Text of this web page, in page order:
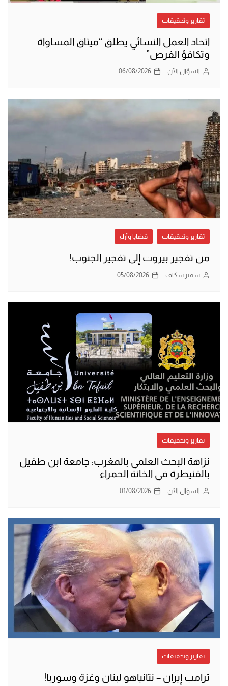
تقارير وتحقيقات
اتحاد العمل النسائي يطلق “ميثاق المساواة
وتكافؤ الفرص”
السؤال الآن 06/08/2026
تقارير وتحقيقات قضايا وآراء
من تفجير بيروت إلى تفجير الجنوب!
سمير سكاف 05/08/2026
تقارير وتحقيقات
نزاهة البحث العلمي بالمغرب: جامعة ابن طفيل
بالقنيطرة في الخانة الحمراء
السؤال الآن 01/08/2026
تقارير وتحقيقات
ترامب إيران – نتانياهو لبنان وغزة وسوريا!